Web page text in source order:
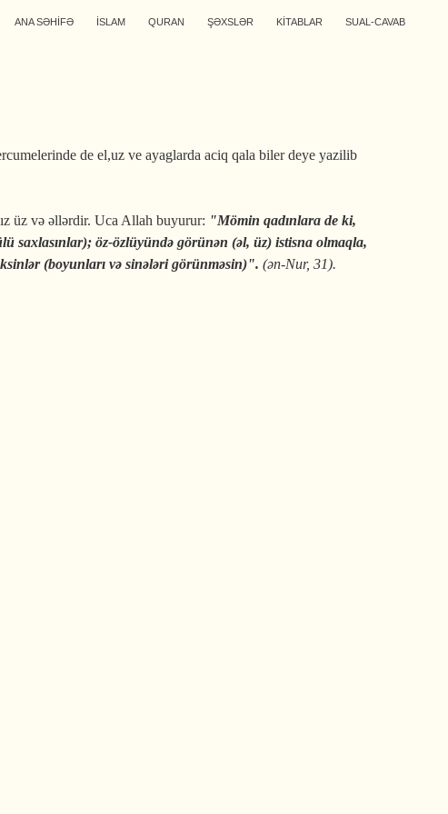
ANA SƏHİFƏ İSLAM QURAN ŞƏXSLƏR KİTABLAR SUAL-CAVAB
de el,uz ve ayaglarda aciq qala biler deye yazilib
üz və əllərdir. Uca Allah buyurur: "Mömin qadınlara de ki,
saxlasınlar); öz-özlüyündə görünən (əl, üz) istisna olmaqla,
(boyunları və sinələri görünməsin)". (ən-Nur, 31).